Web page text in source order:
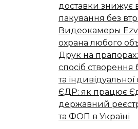
доставки знижує
пакування без
Видеокамеры
охрана любого
Друк на
спосіб створення
та
ЄДР: як працює
державний
та ФОП в Україні